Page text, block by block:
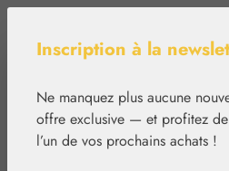
Inscription à la
Ne manquez plus aucune
offre exclusive — et profitez
l’un de vos prochains achats !